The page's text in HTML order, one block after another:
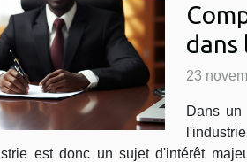
dans
23
Dans un
est donc un sujet d'intérêt